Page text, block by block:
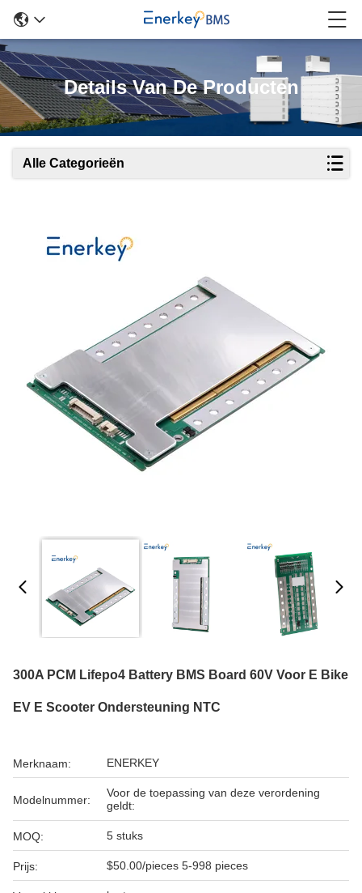
Details Van De Producten
Alle Categorieën
300A PCM Lifepo4 Battery BMS Board 60V Voor E Bike
EV E Scooter Ondersteuning NTC
Merknaam: ENERKEY
Modelnummer:
Voor de toepassing van deze verordening
geldt:
MOQ: 5 stuks
Prijs: $50.00/pieces 5-998 pieces